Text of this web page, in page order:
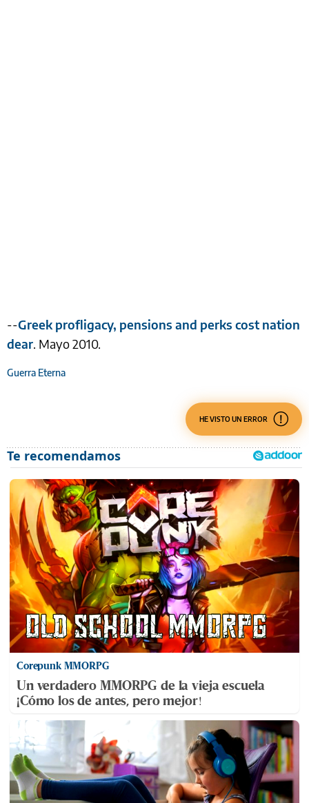
--Greek profligacy, pensions and perks cost nation
dear. Mayo 2010.
Guerra Eterna
HE VISTO UN ERROR
Corepunk MMORPG
Un verdadero MMORPG de la vieja escuela
¡Cómo los de antes, pero mejor!